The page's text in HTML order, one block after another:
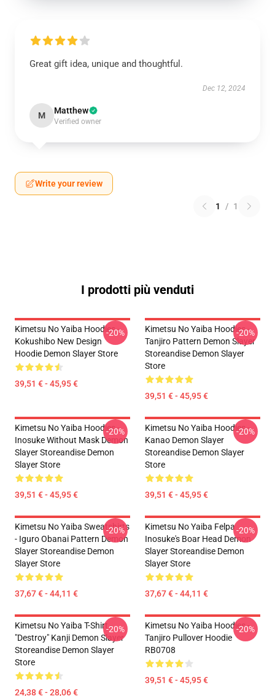
Great gift idea, unique and thoughtful.
Dec 12, 2024
M Matthew
Verified owner
Write your review
1 / 1
I prodotti più venduti
Kimetsu No Yaiba Hoodies -
Kokushibo New Design
Hoodie Demon Slayer Store
39,51 € - 45,95 €
-20%
Kimetsu No Yaiba Hoodies -
Tanjiro Pattern Demon Slayer
Storeandise Demon Slayer
Store
39,51 € - 45,95 €
-20%
Kimetsu No Yaiba Hoodies -
Inosuke Without Mask Demon
Slayer Storeandise Demon
Slayer Store
39,51 € - 45,95 €
-20%
Kimetsu No Yaiba Hoodies -
Kanao Demon Slayer
Storeandise Demon Slayer
Store
39,51 € - 45,95 €
-20%
Kimetsu No Yaiba Sweatshirts
- Iguro Obanai Pattern Demon
Slayer Storeandise Demon
Slayer Store
37,67 € - 44,11 €
-20%
Kimetsu No Yaiba Felpa
Inosuke's Boar Head Demon
Slayer Storeandise Demon
Slayer Store
37,67 € - 44,11 €
-20%
Kimetsu No Yaiba T-Shirt -
"Destroy" Kanji Demon Slayer
Storeandise Demon Slayer
Store
24,38 € - 28,06 €
-20%
Kimetsu No Yaiba Hoodies -
Tanjiro Pullover Hoodie
RB0708
39,51 € - 45,95 €
-20%